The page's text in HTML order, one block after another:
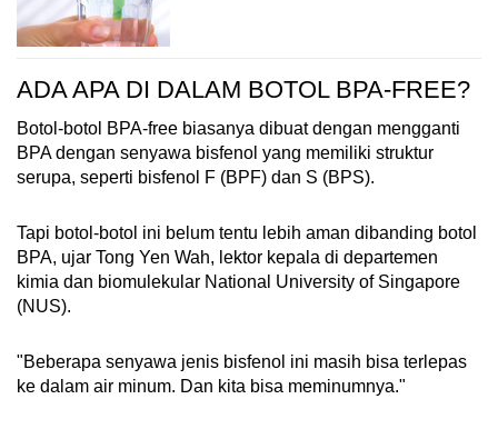
ADA APA DI DALAM BOTOL BPA-FREE?
Botol-botol BPA-free biasanya dibuat dengan mengganti
BPA dengan senyawa bisfenol yang memiliki struktur
serupa, seperti bisfenol F (BPF) dan S (BPS).
Tapi botol-botol ini belum tentu lebih aman dibanding botol
BPA, ujar Tong Yen Wah, lektor kepala di departemen
kimia dan biomulekular National University of Singapore
(NUS).
"Beberapa senyawa jenis bisfenol ini masih bisa terlepas
ke dalam air minum. Dan kita bisa meminumnya."